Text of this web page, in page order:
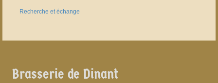
Recherche et échange
Brasserie de Dinant